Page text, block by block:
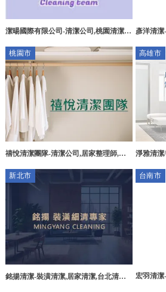
潔暘國際有限公司-清潔公司,桃園清潔公
清潔公司
彥洋清
桃園市
禧悅清潔團隊-清潔公司,居家整理師,居
理師,
高雄市
淨雅清潔
雄清潔
新北市
銘揚清潔-裝潢清潔,居家清潔,台北清潔
台南市
宏羽清潔